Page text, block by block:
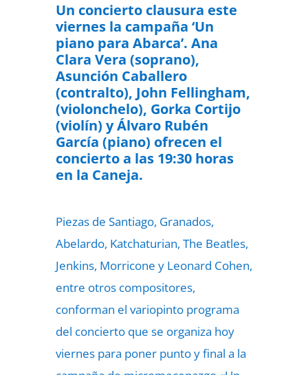
Un concierto clausura este
viernes la campaña ‘Un
piano para Abarca’. Ana
Clara Vera (soprano),
Asunción Caballero
(contralto), John Fellingham,
(violonchelo), Gorka Cortijo
(violín) y Álvaro Rubén
García (piano) ofrecen el
concierto a las 19:30 horas
en la Caneja.
Piezas de Santiago, Granados,
Abelardo, Katchaturian, The Beatles,
Jenkins, Morricone y Leonard Cohen,
entre otros compositores,
conforman el variopinto programa
del concierto que se organiza hoy
viernes para poner punto y final a la